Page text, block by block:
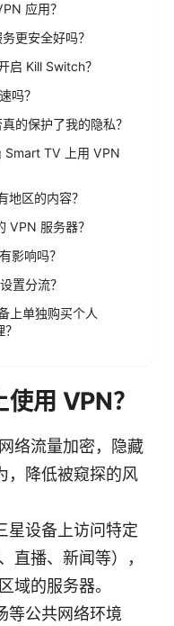
应用？
更安全好吗？
启 Kill Switch？
吗？
的保护了我的隐私？
Smart TV 上用 VPN
地区的内容？
VPN 服务器？
影响吗？
置分流？
上单独购买个人
用 VPN？
络流量加密，隐藏
，降低被窥探的风
星设备上访问特定
直播、新闻等），
域的服务器。
等公共网络环境